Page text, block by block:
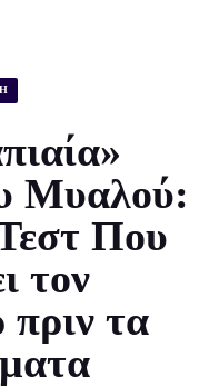
Μυαλού:
Που
τον
πριν τα